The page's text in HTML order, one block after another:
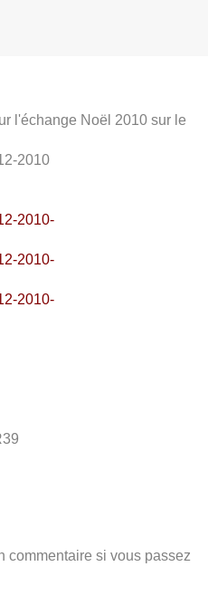
l'échange Noël 2010 sur le
commentaire si vous passez